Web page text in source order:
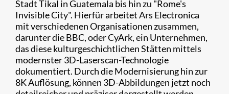
Stadt Tikal in Guatemala bis hin zu "Rome's
Invisible City". Hierfür arbeitet Ars Electronica
mit verschiedenen Organisationen zusammen,
darunter die BBC, oder CyArk, ein Unternehmen,
das diese kulturgeschichtlichen Stätten mittels
modernster 3D-Laserscan-Technologie
dokumentiert. Durch die Modernisierung hin zur
8K Auflösung, können 3D-Abbildungen jetzt noch